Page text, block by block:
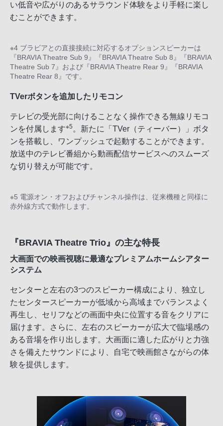
い低音や広がりのあるサラウンド体験をより手軽に楽し
むことができます。
※4 ブラビアとの直接接続に対応するオプションスピーカーは
『BRAVIA Theatre Sub 9』『BRAVIA Theatre Sub 8』『BRAVIA
Theatre Sub 7』および『BRAVIA Theatre Rear 9』『BRAVIA
Theatre Rear 8』です。
TVerボタンを追加したリモコン
テレビの受光部に向けることなく操作できる無線リモコ
ンを付属します※5 。新たに「TVer（ティーバー）」ボタ
ンを搭載し、ワンプッシュで起動することができます。
放送中のテレビ番組から動画配信サービスへのスムーズ
な切り替えが可能です。
※5 電源オン・オフおよびチャンネル操作は、従来機種と同様に
赤外線方式で動作します。
『BRAVIA Theatre Trio』の主な特長
大画面での映画視聴に最適なプレミアムホームシアター
システム
センターと左右の3つのスピーカー構成により、独立し
たセンタースピーカーが低域から高域までバランスよく
再生し、セリフなどの画面中央に位置する音をクリアに
届けます。さらに、左右のスピーカーが広大で臨場感の
ある音場を作り出します。大画面に適した広がりと力強
さを備えたサウンドにより、自宅で映画館さながらの体
験を提供します。